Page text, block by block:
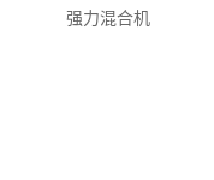
强力混合机